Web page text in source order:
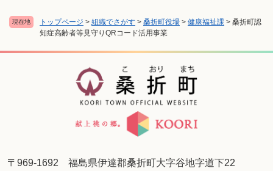
現在地 トップページ > 組織でさがす > 桑折町役場 > 健康福祉課 > 桑折町認
知症高齢者等見守りQRコード活用事業
〒969-1692 福島県伊達郡桑折町大字谷地字道下22